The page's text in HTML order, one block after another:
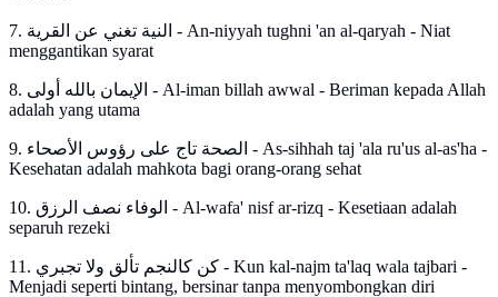
7. النية تغني عن القرية - An-niyyah tughni 'an al-qaryah - Niat
menggantikan syarat
8. الإيمان بالله أولى - Al-iman billah awwal - Beriman kepada Allah
adalah yang utama
9. الصحة تاج على رؤوس الأصحاء - As-sihhah taj 'ala ru'us al-as'ha -
Kesehatan adalah mahkota bagi orang-orang sehat
10. الوفاء نصف الرزق - Al-wafa' nisf ar-rizq - Kesetiaan adalah
separuh rezeki
11. كن كالنجم تألق ولا تجبري - Kun kal-najm ta'laq wala tajbari -
Menjadi seperti bintang, bersinar tanpa menyombongkan diri